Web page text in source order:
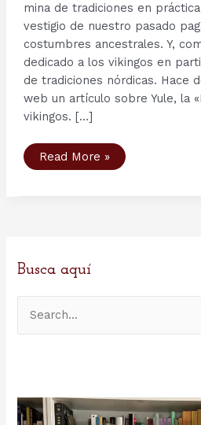
mina de tradiciones en
vestigio de nuestro pasado
costumbres ancestrales. Y,
dedicado a los vikingos en
de tradiciones nórdicas. Hace
web un artículo sobre Yule, la
vikingos. […]
Los
13
Read More »
Busca aquí
r